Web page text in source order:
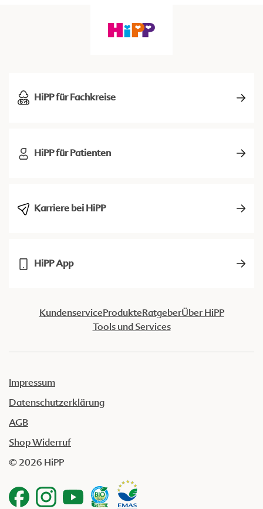
HiPP für Fachkreise
HiPP für Patienten
Karriere bei HiPP
HiPP App
KundenserviceProdukteRatgeberÜber HiPP
Tools und Services
Impressum
Datenschutzerklärung
AGB
Shop Widerruf
© 2026 HiPP